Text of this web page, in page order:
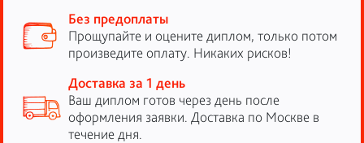
Без предоплаты
Прощупайте и оцените диплом, только потом
произведите оплату. Никаких рисков!
Доставка за 1 день
Ваш диплом готов через день после
оформления заявки. Доставка по Москве в
течение дня.